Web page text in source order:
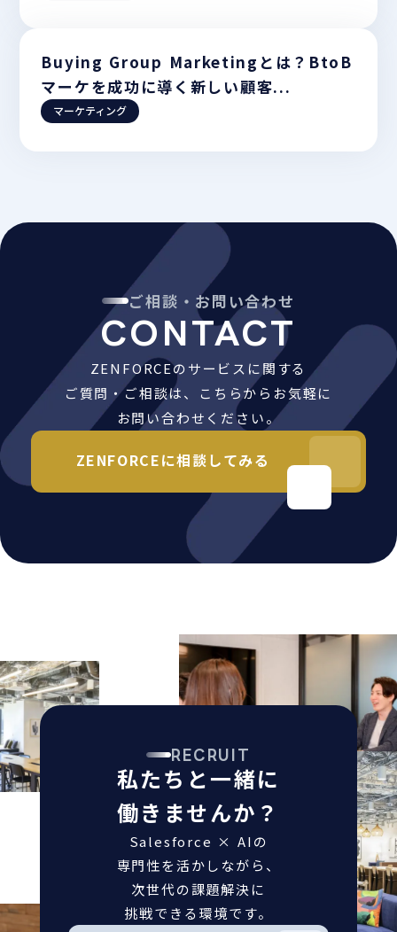
Buying Group Marketingとは？BtoB
マーケを成功に導く新しい顧客...
マーケティング
ご相談・お問い合わせ
CONTACT
ZENFORCEのサービスに関する
ご質問・ご相談は、こちらからお気軽に
お問い合わせください。
ZENFORCEに相談してみる
RECRUIT
私たちと一緒に
働きませんか？
Salesforce × AIの
専門性を活かしながら、
次世代の課題解決に
挑戦できる環境です。